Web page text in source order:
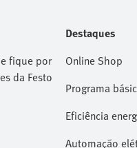
fique por
da Festo
Destaques
Online Shop
Programa
Eficiência
Automação